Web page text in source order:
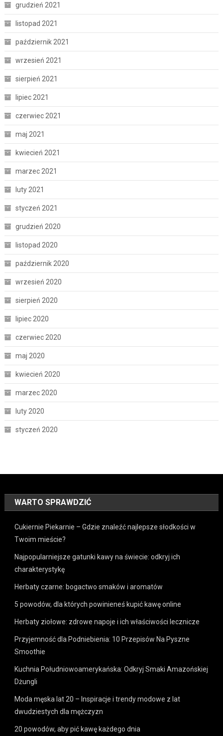
grudzień 2021
listopad 2021
październik 2021
wrzesień 2021
sierpień 2021
lipiec 2021
czerwiec 2021
maj 2021
kwiecień 2021
marzec 2021
luty 2021
styczeń 2021
grudzień 2020
listopad 2020
październik 2020
wrzesień 2020
sierpień 2020
lipiec 2020
czerwiec 2020
maj 2020
kwiecień 2020
marzec 2020
luty 2020
styczeń 2020
WARTO SPRAWDZIĆ
Cukiernie Piekarnie – Gdzie znaleźć najlepsze słodkości w
Twoim mieście?
Najpopularniejsze gatunki kawy na świecie: odkryj ich
charakterystykę
Herbaty czarne: bogactwo smaków i aromatów
5 powodów, dla których powinieneś kupić kawę online
Herbaty ziołowe: zdrowe napoje i ich właściwości lecznicze
Przyjemność dla Podniebienia: 10 Przepisów Na Pyszne
Smoothie
Kuchnia Południowoamerykańska: Odkryj Smaki Amazońskiej
Dżungli
Moda męska lat 20 – Inspiracje i trendy modowe z lat
dwudziestych dla mężczyzn
20 powodów, aby pić kawę każdego dnia